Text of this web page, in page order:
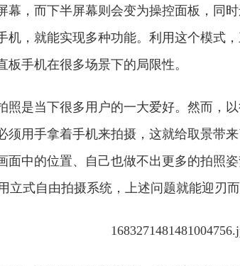
幕，而下半屏幕则会变为操控面板，同
机，就能实现多种功能。利用这个模式
板手机在很多场景下的局限性。
照是当下很多用户的一大爱好。然而，
须用手拿着手机来拍摄，这就给取景带
面中的位置、自己也做不出更多的拍照
立式自由拍摄系统，上述问题就能迎刃而